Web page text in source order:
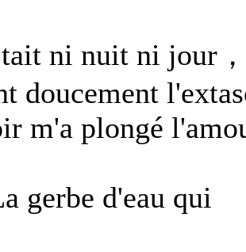
tait ni nuit ni jour
doucement
m'a plongé
d'eau qui